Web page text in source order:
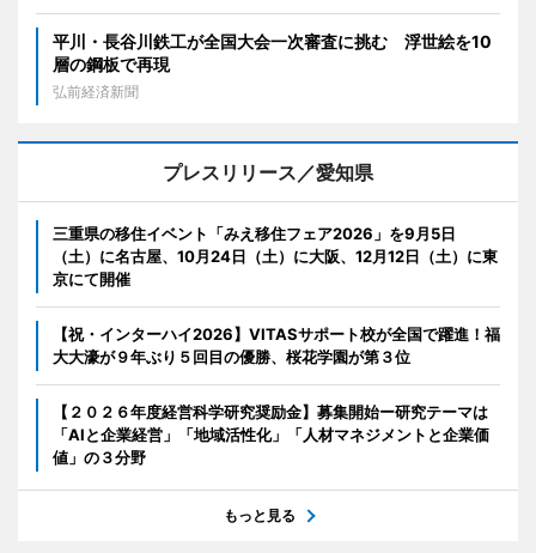
平川・長谷川鉄工が全国大会一次審査に挑む 浮世絵を10
層の鋼板で再現
弘前経済新聞
プレスリリース／愛知県
三重県の移住イベント「みえ移住フェア2026」を9月5日
（土）に名古屋、10月24日（土）に大阪、12月12日（土）に東
京にて開催
【祝・インターハイ2026】VITASサポート校が全国で躍進！福
大大濠が９年ぶり５回目の優勝、桜花学園が第３位
【２０２６年度経営科学研究奨励金】募集開始ー研究テーマは
「AIと企業経営」「地域活性化」「人材マネジメントと企業価
値」の３分野
もっと見る